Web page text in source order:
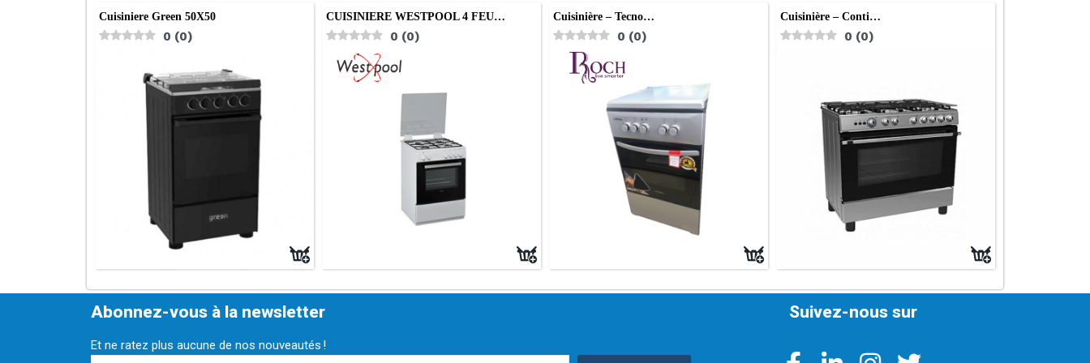
Cuisiniere Green 50X50
0 (0)
CUISINIERE WESTPOOL 4 FEU…
0 (0)
Cuisinière – Tecno…
0 (0)
Cuisinière – Conti…
0 (0)
Abonnez-vous à la newsletter
Et ne ratez plus aucune de nos nouveautés !
Suivez-nous sur